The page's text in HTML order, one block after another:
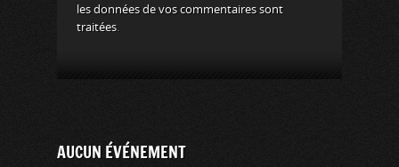
les données de vos commentaires sont
traitées.
AUCUN ÉVÉNEMENT